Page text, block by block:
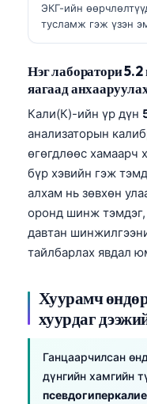
ЭКГ-ийн
тусламж гэж үзэн
Нэг лаборатори 5.2
яагаад
Кали(К)-ийн үр дүн
анализаторын
өгөгдлөөс хамаарч
бүр хэвийн гэж
алхам нь зөвхөн
оронд шинж
давтан
тайлбарлах явдал
Хуурамч
хуурдаг
Ганцаарчилсан
дүнгийн хамгийн